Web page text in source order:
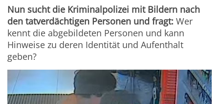
Nun sucht die Kriminalpolizei mit Bildern nach
den tatverdächtigen Personen und fragt: Wer
kennt die abgebildeten Personen und kann
Hinweise zu deren Identität und Aufenthalt
geben?